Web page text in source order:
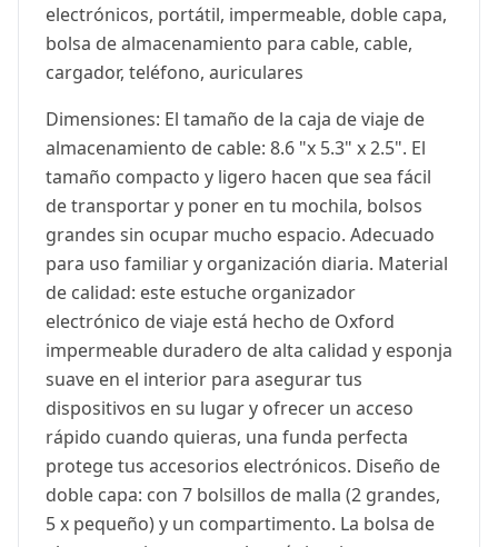
electrónicos, portátil, impermeable, doble capa,
bolsa de almacenamiento para cable, cable,
cargador, teléfono, auriculares
Dimensiones: El tamaño de la caja de viaje de
almacenamiento de cable: 8.6 "x 5.3" x 2.5". El
tamaño compacto y ligero hacen que sea fácil
de transportar y poner en tu mochila, bolsos
grandes sin ocupar mucho espacio. Adecuado
para uso familiar y organización diaria. Material
de calidad: este estuche organizador
electrónico de viaje está hecho de Oxford
impermeable duradero de alta calidad y esponja
suave en el interior para asegurar tus
dispositivos en su lugar y ofrecer un acceso
rápido cuando quieras, una funda perfecta
protege tus accesorios electrónicos. Diseño de
doble capa: con 7 bolsillos de malla (2 grandes,
5 x pequeño) y un compartimento. La bolsa de